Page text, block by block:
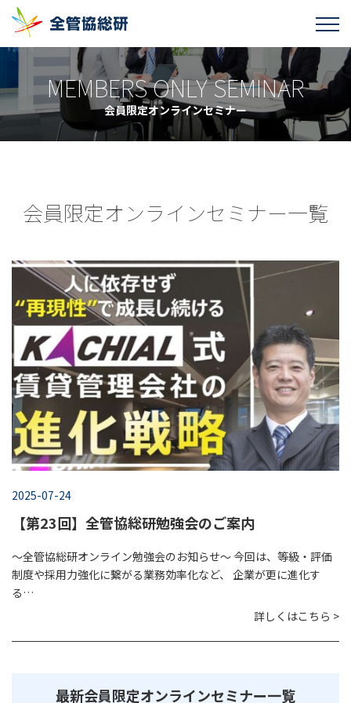
MEMBERS ONLY SEMINAR
会員限定オンラインセミナー
会員限定オンラインセミナー一覧
2025-07-24
【第23回】全管協総研勉強会のご案内
～全管協総研オンライン勉強会のお知らせ～ 今回は、等級・評価
制度や採用力強化に繋がる業務効率化など、 企業が更に進化す
る…
詳しくはこちら >
最新会員限定オンラインセミナー一覧